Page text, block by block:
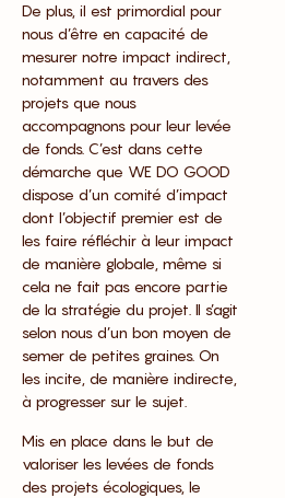
De plus, il est primordial pour
nous d’être en capacité de
mesurer notre impact indirect,
notamment au travers des
projets que nous
accompagnons pour leur levée
de fonds. C’est dans cette
démarche que WE DO GOOD
dispose d’un comité d’impact
dont l’objectif premier est de
les faire réfléchir à leur impact
de manière globale, même si
cela ne fait pas encore partie
de la stratégie du projet. Il s’agit
selon nous d’un bon moyen de
semer de petites graines. On
les incite, de manière indirecte,
à progresser sur le sujet.
Mis en place dans le but de
valoriser les levées de fonds
des projets écologiques, le